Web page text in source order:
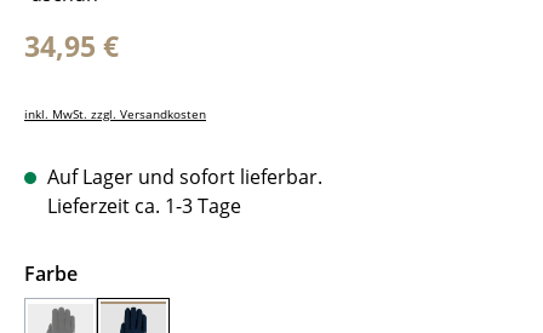
Regulärer Preis:
34,95 €
inkl. MwSt. zzgl. Versandkosten
Auf Lager und sofort lieferbar.
Lieferzeit ca. 1-3 Tage
Farbeauswählen